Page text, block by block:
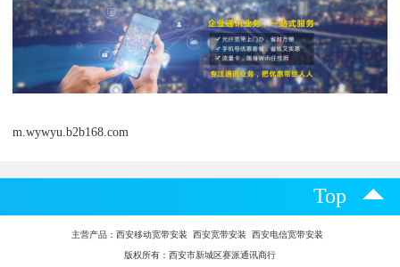
m.wywyu.b2b168.com
Top
主营产品： 西安移动宽带安装 西安宽带安装 西安电信宽带安装
版权所有：西安市新城区赛派通讯商行